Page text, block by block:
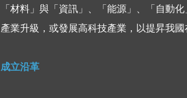
「材料」與「資訊」、「能源」、「自動
產業升級，或發展高科技產業，以提昇我
成立沿革